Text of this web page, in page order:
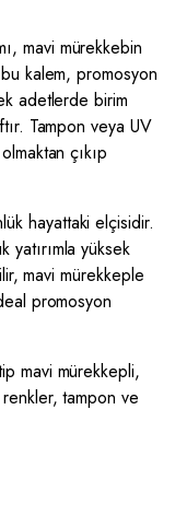
mavi mürekkebin
kalem, promosyon
adetlerde birim
Tampon veya UV
çıkıp
hayattaki elçisidir.
yüksek
mavi mürekkeple
promosyon
mavi mürekkepli,
tampon ve